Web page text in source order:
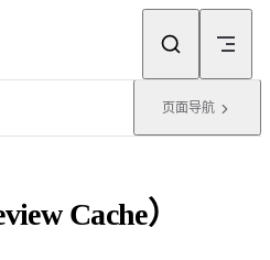
页面导航
Cache）